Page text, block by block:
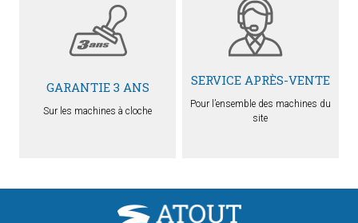
GARANTIE 3 ANS
Sur les machines à cloche
SERVICE APRÈS-VENTE
Pour l’ensemble des machines du
site